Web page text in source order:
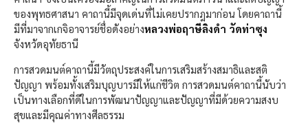
ของพุทธศาสนา คาถานี้มีจุดเด่นที่ไม่เคยปรากฎมาก่อน โดยคาถานี้
มีที่มาจากเกจิอาจารย์ชื่อดังอย่างหลวงพ่อฤาษีลิงดำ วัดท่าซุง
จังหวัดอุทัยธานี
การสวดมนต์คาถานี้มีวัตถุประสงค์ในการเสริมสร้างสมาธิและสติ
ปัญญา พร้อมทั้งเสริมบุญบารมีให้แก่ชีวิต การสวดมนต์คาถานี้นับว่า
เป็นทางเลือกที่ดีในการพัฒนาปัญญาและปัญญาที่มีด้วยความสงบ
สุขและมีคุณค่าทางศีลธรรม